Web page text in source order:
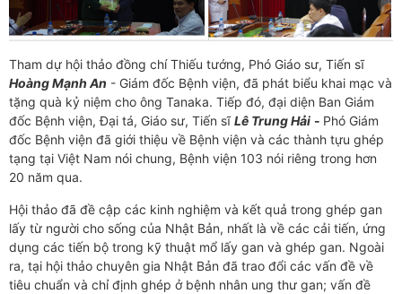
Tham dự hội thảo đồng chí Thiếu tướng, Phó Giáo sư, Tiến sĩ
Hoàng Mạnh An - Giám đốc Bệnh viện, đã phát biểu khai mạc và
tặng quà kỷ niệm cho ông Tanaka. Tiếp đó, đại diện Ban Giám
đốc Bệnh viện, Đại tá, Giáo sư, Tiến sĩLê Trung Hải - Phó Giám
đốc Bệnh viện đã giới thiệu về Bệnh viện và các thành tựu ghép
tạng tại Việt Nam nói chung, Bệnh viện 103 nói riêng trong hơn
20 năm qua.
Hội thảo đã đề cập các kinh nghiệm và kết quả trong ghép gan
lấy từ người cho sống của Nhật Bản, nhất là về các cải tiến, ứng
dụng các tiến bộ trong kỹ thuật mổ lấy gan và ghép gan. Ngoài
ra, tại hội thảo chuyên gia Nhật Bản đã trao đổi các vấn đề về
tiêu chuẩn và chỉ định ghép ở bệnh nhân ung thư gan; vấn đề